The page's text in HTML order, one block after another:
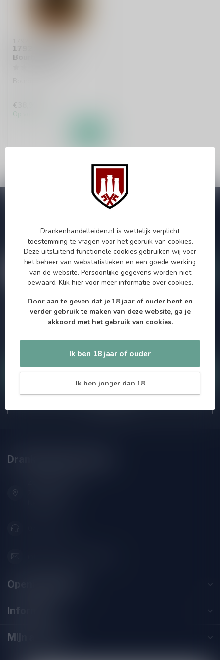
1792 Small Batch
Bourbon 75cl
€38,99
Op voorraad
Meer informatie
Als je vragen hebt over onze producten of jouw aankoop, bezoek
bedrijfsgegevens, antwoorden op veelgestelde vragen en
verschillende manieren om contact met ons op te nemen.
Klantenservice
Abonneer je op onze nieuwsbrief
aanbiedingen. Die wil je toch niet missen!? We versturen
maximaal één keer per maand een mailing dus geen zorgen over
onnodige spam!
Drankenhandel Leiden
Openingstijden
Informatie
Mijn account
Drankenhandelleiden.nl is wettelijk verplicht
toestemming te vragen voor het gebruik van cookies.
Deze uitsluitend functionele cookies gebruiken wij voor
het beheer van webstatistieken en een goede werking
van de website. Persoonlijke gegevens worden niet
bewaard. Klik hiervoor meer informatie over cookies.
Door aan te geven dat je 18 jaar of ouder bent en
verder gebruik te maken van deze website, ga je
akkoord met het gebruik van cookies.
Ik ben 18 jaar of ouder
Ik ben jonger dan 18